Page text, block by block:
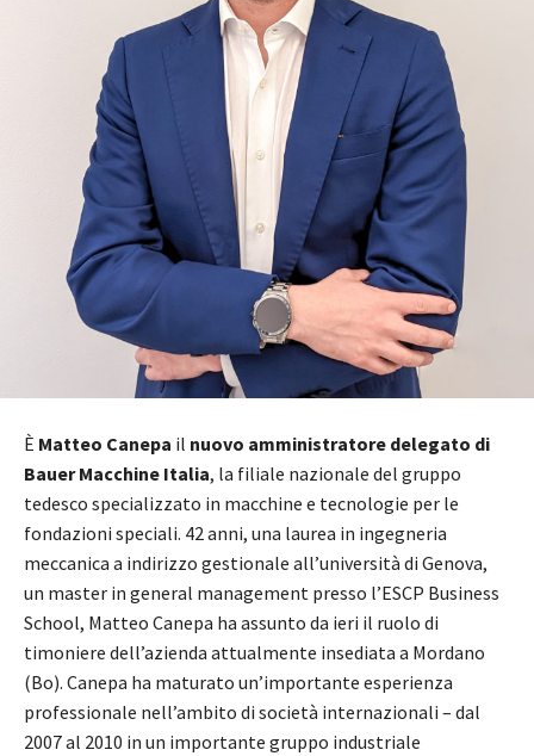
È Matteo Canepa il nuovo amministratore delegato di
Bauer Macchine Italia, la filiale nazionale del gruppo
tedesco specializzato in macchine e tecnologie per le
fondazioni speciali. 42 anni, una laurea in ingegneria
meccanica a indirizzo gestionale all’università di Genova,
un master in general management presso l’ESCP Business
School, Matteo Canepa ha assunto da ieri il ruolo di
timoniere dell’azienda attualmente insediata a Mordano
(Bo). Canepa ha maturato un’importante esperienza
professionale nell’ambito di società internazionali – dal
2007 al 2010 in un importante gruppo industriale